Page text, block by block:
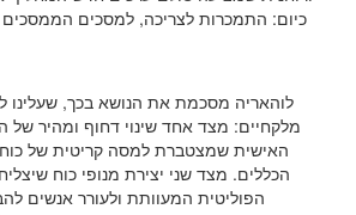
כיום: התמכרות לצריכה, למסכים
לוהאריה מסכמת את הנושא בכך, שעלינו
מלקחיים: מצד אחד שינוי דחוף ומהיר של
האישית שמצטברת למסה קריטית של
הכללים. מצד שני יצירת מנופי כוח
הפוליטית המעוותת ולעורר אנשים